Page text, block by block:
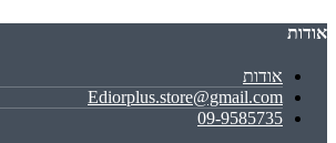
אודות
אודות
Ediorplus.store@gmail.com
09-9585735